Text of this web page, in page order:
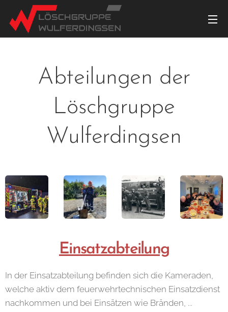
Abteilungen der
Löschgruppe
Wulferdingsen
Einsatzabteilung
In der Einsatzabteilung befinden sich die Kameraden,
welche aktiv dem feuerwehrtechnischen Einsatzdienst
nachkommen und bei Einsätzen wie Bränden, ...